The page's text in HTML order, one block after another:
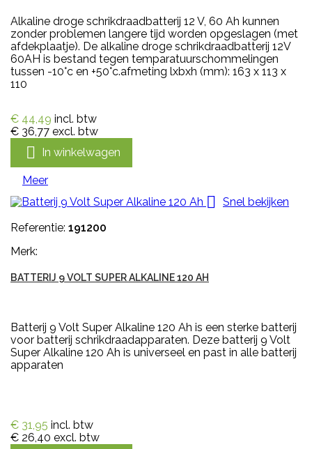
Alkaline droge schrikdraadbatterij 12 V, 60 Ah kunnen
zonder problemen langere tijd worden opgeslagen (met
afdekplaatje). De alkaline droge schrikdraadbatterij 12V
60AH is bestand tegen temparatuurschommelingen
tussen -10°c en +50°c.afmeting lxbxh (mm): 163 x 113 x
110
€ 44,49 incl. btw
€ 36,77 excl. btw
 In winkelwagen
Meer

Snel bekijken
Referentie: 191200
Merk:
BATTERIJ 9 VOLT SUPER ALKALINE 120 AH
Batterij 9 Volt Super Alkaline 120 Ah is een sterke batterij
voor batterij schrikdraadapparaten. Deze batterij 9 Volt
Super Alkaline 120 Ah is universeel en past in alle batterij
apparaten
€ 31,95 incl. btw
€ 26,40 excl. btw